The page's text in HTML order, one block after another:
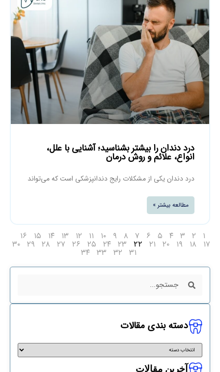
درد دندان را بیشتر بشناسید؛ آشنایی با علل،
انواع، علائم و روش درمان
درد دندان یکی از مشکلات رایج دندانپزشکی است که می‌تواند
مطالعه بیشتر »
۱ ۲ ۳ ۴ ۵ ۶ ۷ ۸ ۹ ۱۰ ۱۱ ۱۲ ۱۳ ۱۴ ۱۵ ۱۶
۱۷ ۱۸ ۱۹ ۲۰ ۲۱ ۲۲ ۲۳ ۲۴ ۲۵ ۲۶ ۲۷ ۲۸ ۲۹ ۳۰
۳۱ ۳۲ ۳۳ ۳۴
دسته بندی مقالات
آخرین مقالات